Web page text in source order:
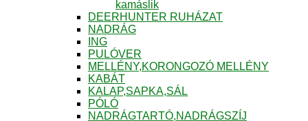
kamáslik
DEERHUNTER RUHÁZAT
NADRÁG
ING
PULÓVER
MELLÉNY,KORONGOZÓ MELLÉNY
KABÁT
KALAP,SAPKA,SÁL
PÓLÓ
NADRÁGTARTÓ,NADRÁGSZÍJ